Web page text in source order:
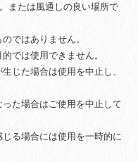
または風通しの良い場所で
ではありません。
では使用できません。
じた場合は使用を中止し、
た場合はご使用を中止して
る場合には使用を一時的に